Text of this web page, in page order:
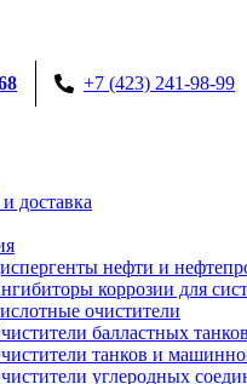
+7 (423) 241-98-99
доставка
нефти и
коррозии для
очистители
балластных танков
танков и
углеродных